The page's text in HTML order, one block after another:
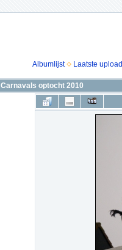
Albumlijst
Laatste upload
Carnavals optocht 2010